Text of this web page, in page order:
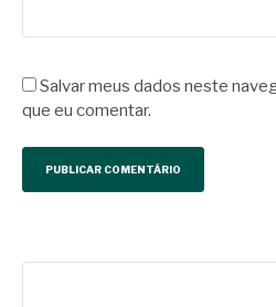
Salvar meus dados neste
que eu comentar.